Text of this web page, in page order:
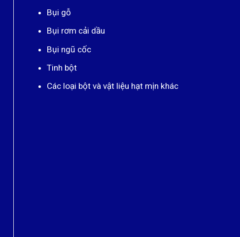
Bụi gỗ
Bụi rơm cải dầu
Bụi ngũ cốc
Tinh bột
Các loại bột và vật liệu hạt mịn khác